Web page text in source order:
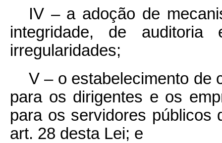
IV – a adoção de
integridade, de
irregularidades;
V – o estabelecimento de
para os dirigentes e os
para os servidores públicos
art. 28 desta Lei; e